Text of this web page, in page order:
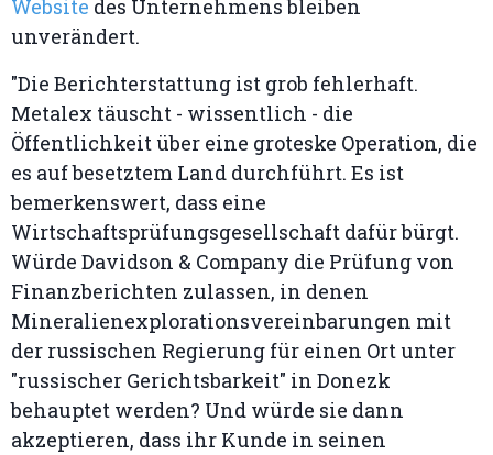
Website des Unternehmens bleiben
unverändert.
"Die Berichterstattung ist grob fehlerhaft.
Metalex täuscht - wissentlich - die
Öffentlichkeit über eine groteske Operation, die
es auf besetztem Land durchführt. Es ist
bemerkenswert, dass eine
Wirtschaftsprüfungsgesellschaft dafür bürgt.
Würde Davidson & Company die Prüfung von
Finanzberichten zulassen, in denen
Mineralienexplorationsvereinbarungen mit
der russischen Regierung für einen Ort unter
"russischer Gerichtsbarkeit" in Donezk
behauptet werden? Und würde sie dann
akzeptieren, dass ihr Kunde in seinen